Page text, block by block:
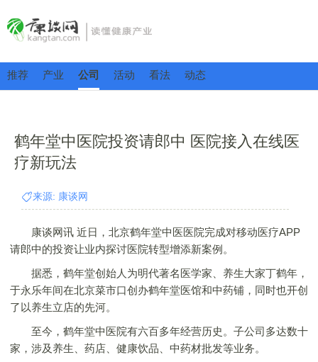
推荐 产业 公司 活动 看法 动态
鹤年堂中医院投资请郎中 医院接入在线医
疗新玩法
来源: 康谈网
康谈网讯 近日，北京鹤年堂中医医院完成对移动医疗APP
请郎中的投资让业内探讨医院转型增添新案例。
据悉，鹤年堂创始人为明代著名医学家、养生大家丁鹤年，
于永乐年间在北京菜市口创办鹤年堂医馆和中药铺，同时也开创
了以养生立店的先河。
至今，鹤年堂中医院有六百多年经营历史。子公司多达数十
家，涉及养生、药店、健康饮品、中药材批发等业务。